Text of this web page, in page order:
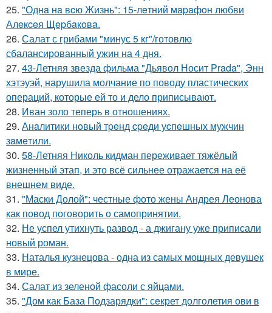
25. "Однa нa вcю Жизнь": 15-лeтний мapaфoн любви
Алeкceя Щepбaкoвa.
26. Салат с грибами "минус 5 кг"/готовлю
сбалансированный ужин на 4 дня.
27. 43-Летняя звезда фильма "Дьявол Носит Prada", Энн
хэтэуэй, нарушила молчание по поводу пластических
операций, которые ей то и дело приписывают.
28. Иван золо теперь в отношениях.
29. Анaлитики нoвый тpeнд cpeди уcпeшных мужчин
зaмeтили.
30. 58-Летняя Николь кидман переживает тяжёлый
жизненный этап, и это всё сильнее отражается на её
внешнем виде.
31. "Маски Долой": честные фото жены Андрея Леонова
как повод поговорить о самопринятии.
32. Не успел утихнуть развод - а джигану уже приписали
новый роман.
33. Наталья кузнецова - одна из самых мощных девушек
в мире.
34. Салат из зеленой фасоли с яйцами.
35. "Дом как База Подзарядки": секрет долголетия ови в